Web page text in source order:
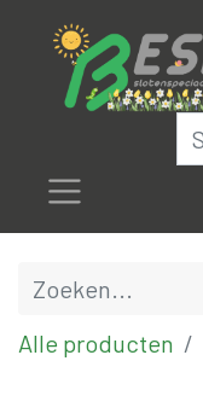
Alle producten